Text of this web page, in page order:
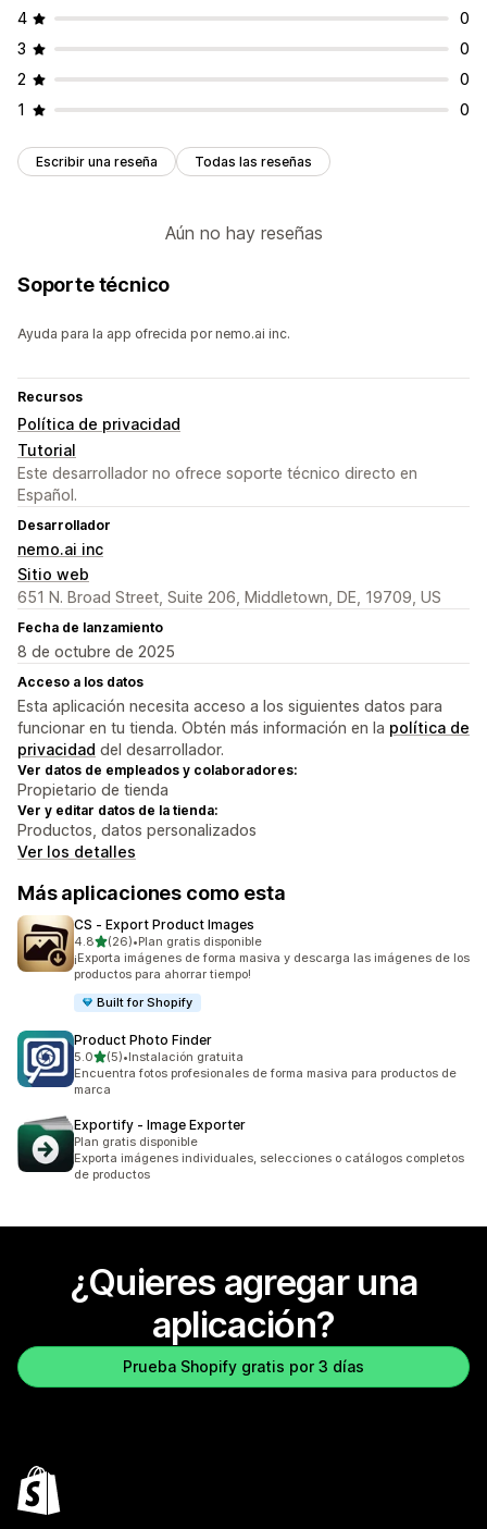
4
0
3
0
2
0
1
0
Escribir una reseña Todas las reseñas
Aún no hay reseñas
Soporte técnico
Ayuda para la app ofrecida por nemo.ai inc.
Recursos
Política de privacidad
Tutorial
Este desarrollador no ofrece soporte técnico directo en
Español.
Desarrollador
nemo.ai inc
Sitio web
651 N. Broad Street, Suite 206, Middletown, DE, 19709, US
Fecha de lanzamiento
8 de octubre de 2025
Acceso a los datos
Esta aplicación necesita acceso a los siguientes datos para
funcionar en tu tienda. Obtén más información en la política de
privacidad del desarrollador.
Ver datos de empleados y colaboradores:
Propietario de tienda
Ver y editar datos de la tienda:
Productos, datos personalizados
Ver los detalles
Más aplicaciones como esta
CS ‑ Export Product Images
4.8de 5 estrellas
(26)
26 reseñas en total
•Plan gratis disponible
¡Exporta imágenes de forma masiva y descarga las imágenes de los
productos para ahorrar tiempo!
Built for Shopify
Product Photo Finder
5.0de 5 estrellas
(5)
5 reseñas en total
•Instalación gratuita
Encuentra fotos profesionales de forma masiva para productos de
marca
Exportify ‑ Image Exporter
Plan gratis disponible
Exporta imágenes individuales, selecciones o catálogos completos
de productos
¿Quieres agregar una
aplicación?
Prueba Shopify gratis por 3 días